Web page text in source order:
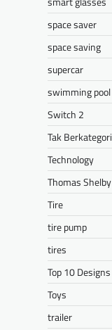
space saver
space saving
supercar
swimming pool
Switch 2
Tak Berkategori
Technology
Thomas Shelby
Tire
tire pump
tires
Top 10 Designs
Toys
trailer